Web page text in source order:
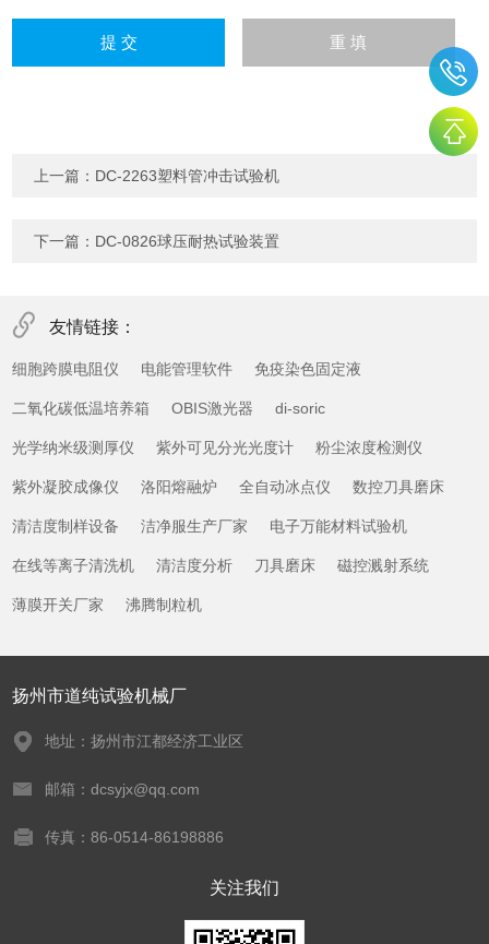
上一篇： DC-2263塑料管冲击试验机
下一篇： DC-0826球压耐热试验装置
友情链接：
细胞跨膜电阻仪 电能管理软件 免疫染色固定液
二氧化碳低温培养箱 OBIS激光器 di-soric
光学纳米级测厚仪 紫外可见分光光度计 粉尘浓度检测仪
紫外凝胶成像仪 洛阳熔融炉 全自动冰点仪 数控刀具磨床
清洁度制样设备 洁净服生产厂家 电子万能材料试验机
在线等离子清洗机 清洁度分析 刀具磨床 磁控溅射系统
薄膜开关厂家 沸腾制粒机
扬州市道纯试验机械厂
地址：扬州市江都经济工业区
邮箱：dcsyjx@qq.com
传真：86-0514-86198886
关注我们